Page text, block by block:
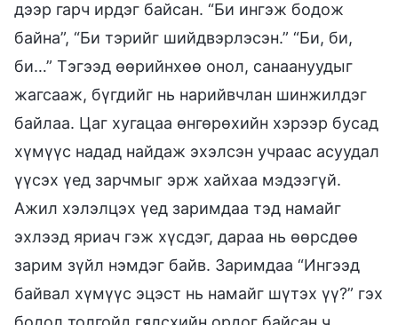
дээр гарч ирдэг байсан. “Би ингэж бодож
байна”, “Би тэрийг шийдвэрлэсэн.” “Би, би,
би…” Тэгээд өөрийнхөө онол, санаануудыг
жагсааж, бүгдийг нь нарийвчлан шинжилдэг
байлаа. Цаг хугацаа өнгөрөхийн хэрээр бусад
хүмүүс надад найдаж эхэлсэн учраас асуудал
үүсэх үед зарчмыг эрж хайхаа мэдээгүй.
Ажил хэлэлцэх үед заримдаа тэд намайг
эхлээд яриач гэж хүсдэг, дараа нь өөрсдөө
зарим зүйл нэмдэг байв. Заримдаа “Ингээд
байвал хүмүүс эцэст нь намайг шүтэх үү?” гэх